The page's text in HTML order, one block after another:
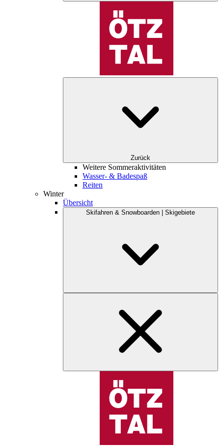
Zurück
Weitere Sommeraktivitäten
Wasser- & Badespaß
Reiten
Winter
Übersicht
Skifahren & Snowboarden | Skigebiete